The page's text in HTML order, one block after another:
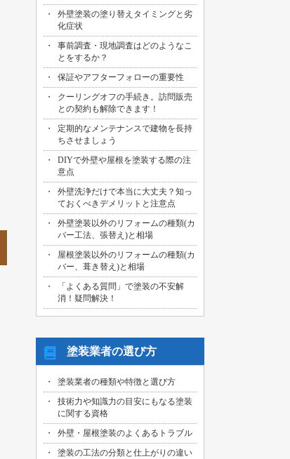
2026/07/31
名古屋市守山区のお客様より、屋根塗装
工事の御見積依頼を頂きました！
2026/07/29
愛知県知多市のお客様より、外壁塗装・
ベランダ防水工事の御見積依頼を頂きま
した！
2026/07/29
名古屋市中川区のお客様より、外壁その
他塗装工事の御見積依頼を頂きました！
2026/07/31
海部郡大治町のお客様より、屋根・外壁
その他塗装工事の御見積依頼を頂きまし
た！
2026/07/30
名古屋市名東区のお客様より、屋上バル
コニー防水工事の御見積依頼を頂きまし
た！
2026/07/29
名古屋市千種区のお客様より、エントラ
ンス雨漏り修繕工事の御見積依頼を頂き
外壁塗装の塗り替えタイミングと劣
化症状
事前調査・現地調査はどのようなこ
とをするか？
保証やアフターフォローの重要性
クーリングオフの手続き。訪問販売
との契約も解除できます！
定期的なメンテナンスで建物を長持
ちさせましょう
DIYで外壁や屋根を塗装する際の注
意点
外壁洗浄だけで本当に大丈夫？知っ
ておくべきデメリットと注意点
外壁塗装以外のリフォームの種類(カ
バー工法、張替え)と相場
屋根塗装以外のリフォームの種類(カ
バー、葺き替え)と相場
「よくある質問」で塗装の不安解
消！疑問解決！
塗装業者の選び方
塗装業者の種類や特徴と選び方
技術力や知識力の目安にもなる塗装
に関する資格
外壁・屋根塗装のよくあるトラブル
塗装の工法の分類と仕上がりの違い